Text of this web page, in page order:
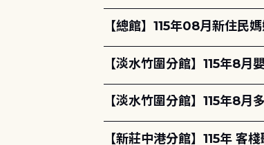
【總館】115年08月新住民
【淡水竹圍分館】115年8
【淡水竹圍分館】115年8
【新莊中港分館】115年